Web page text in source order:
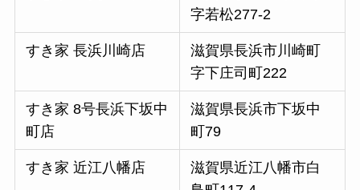
字若松277-2
すき家 長浜川崎店
滋賀県長浜市川崎町
字下庄司町222
すき家 8号長浜下坂中
町店
滋賀県長浜市下坂中
町79
すき家 近江八幡店
滋賀県近江八幡市白